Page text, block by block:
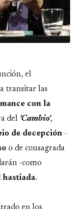
el
transitar las
con la
del 'Cambio',
de decepción -
o de consagrada
-como
hastiada.